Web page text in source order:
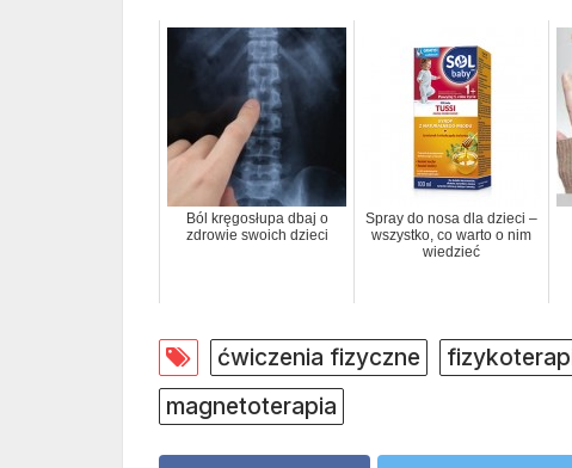
Ból kręgosłupa dbaj o
zdrowie swoich dzieci
Spray do nosa dla dzieci –
wszystko, co warto o nim
wiedzieć
ćwiczenia fizyczne
magnetoterapia